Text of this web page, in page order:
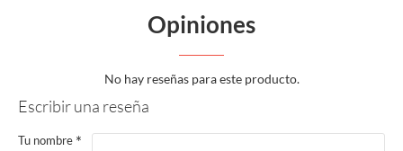
Opiniones
No hay reseñas para este producto.
Escribir una reseña
Tu nombre